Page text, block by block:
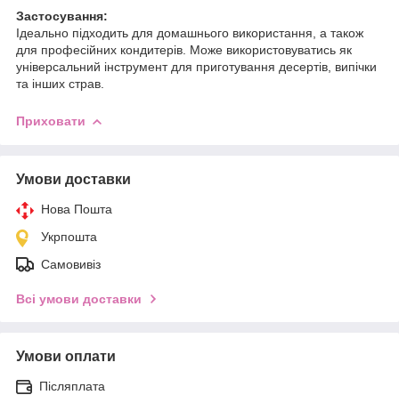
Застосування:
Ідеально підходить для домашнього використання, а також
для професійних кондитерів. Може використовуватись як
універсальний інструмент для приготування десертів, випічки
та інших страв.
Приховати
Умови доставки
Нова Пошта
Укрпошта
Самовивіз
Всі умови доставки
Умови оплати
Післяплата